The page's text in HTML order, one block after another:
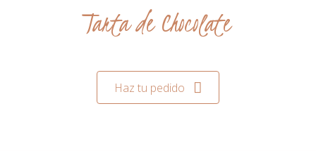
Tarta de Chocolate
Haz tu pedido